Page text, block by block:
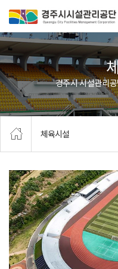
경주시 시설관리
체육시설